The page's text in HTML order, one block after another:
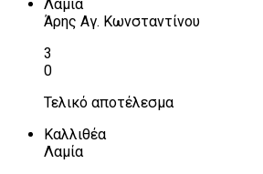
Λαμία
Άρης Αγ. Κωνσταντίνου
3
0
Τελικό αποτέλεσμα
Καλλιθέα
Λαμία